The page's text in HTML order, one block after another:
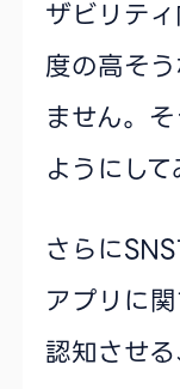
ザビリテ
度の高そ
ません。
ようにして
さらに
アプリに
認知させ